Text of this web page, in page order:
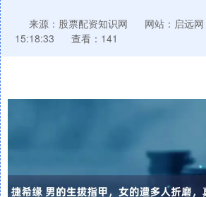
来源：股票配资知识网 网站：启远网
15:18:33
查看：141